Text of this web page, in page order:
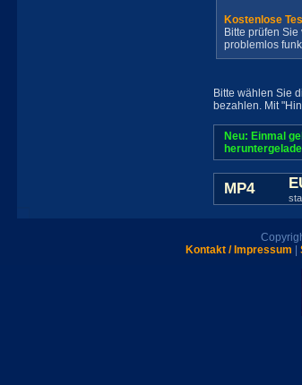
Kostenlose
Bitte prüfen
problemlos
Bitte wählen Sie
bezahlen. Mit
Neu: Einmal
MP4
Kontakt / Impressum